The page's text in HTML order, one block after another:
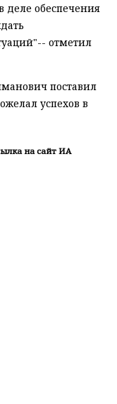
обеспечения
отметил
поставил
успехов в
на сайт ИА